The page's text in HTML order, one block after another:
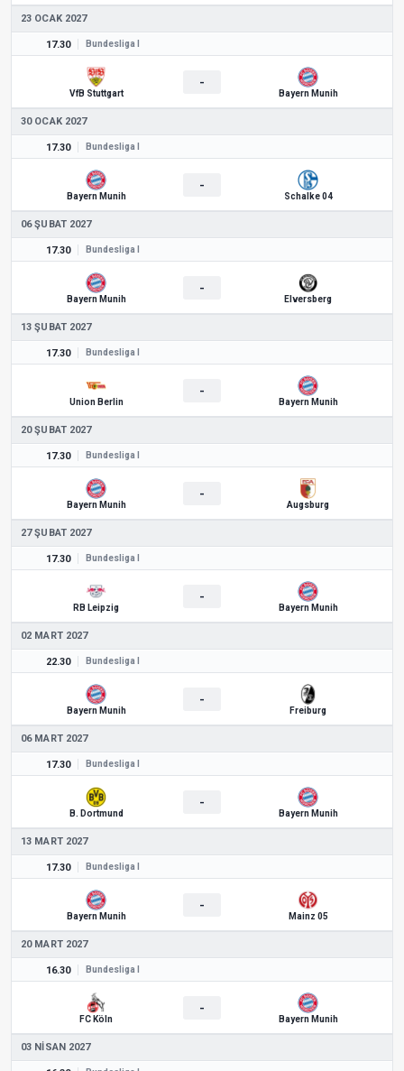
23 OCAK 2027
17.30 Bundesliga I
VfB Stuttgart
-
Bayern Munih
30 OCAK 2027
17.30 Bundesliga I
Bayern Munih
-
Schalke 04
06 ŞUBAT 2027
17.30 Bundesliga I
Bayern Munih
-
Elversberg
13 ŞUBAT 2027
17.30 Bundesliga I
Union Berlin
-
Bayern Munih
20 ŞUBAT 2027
17.30 Bundesliga I
Bayern Munih
-
Augsburg
27 ŞUBAT 2027
17.30 Bundesliga I
RB Leipzig
-
Bayern Munih
02 MART 2027
22.30 Bundesliga I
Bayern Munih
-
Freiburg
06 MART 2027
17.30 Bundesliga I
B. Dortmund
-
Bayern Munih
13 MART 2027
17.30 Bundesliga I
Bayern Munih
-
Mainz 05
20 MART 2027
16.30 Bundesliga I
FC Köln
-
Bayern Munih
03 NISAN 2027